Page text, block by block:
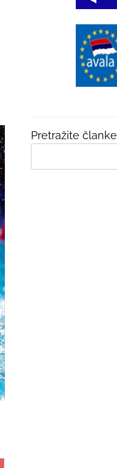
Pretražite članke